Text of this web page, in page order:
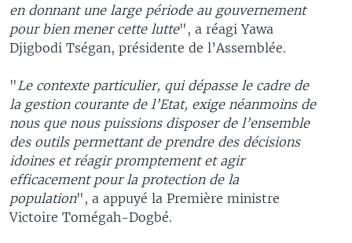
en donnant une large période au gouvernement
pour bien mener cette lutte", a réagi Yawa
Djigbodi Tségan, présidente de l’Assemblée.
" Le contexte particulier, qui dépasse le cadre de
la gestion courante de l’Etat, exige néanmoins de
nous que nous puissions disposer de l’ensemble
des outils permettant de prendre des décisions
idoines et réagir promptement et agir
efficacement pour la protection de la
population", a appuyé la Première ministre
Victoire Tomégah-Dogbé.